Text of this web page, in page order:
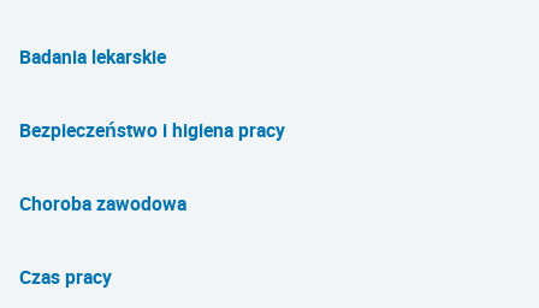
Badania lekarskie
Bezpieczeństwo i higiena pracy
Choroba zawodowa
Czas pracy